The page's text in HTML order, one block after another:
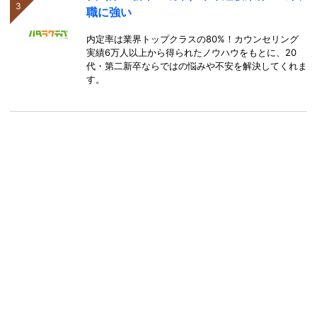
職に強い
内定率は業界トップクラスの80%！カウンセリング
実績6万人以上から得られたノウハウをもとに、20
代・第二新卒ならではの悩みや不安を解決してくれま
す。